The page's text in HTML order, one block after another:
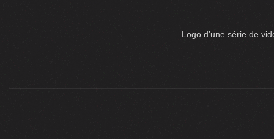
Logo d’une série de